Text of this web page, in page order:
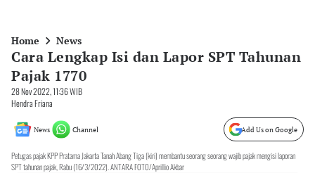
Home News
Cara Lengkap Isi dan Lapor SPT Tahunan
Pajak 1770
28 Nov 2022, 11:36 WIB
Hendra Friana
News Channel Add Us on Google
Petugas pajak KPP Pratama Jakarta Tanah Abang Tiga (kiri) membantu seorang seorang wajib pajak mengisi laporan
SPT tahunan pajak, Rabu (16/3/2022). ANTARA FOTO/Aprillio Akbar